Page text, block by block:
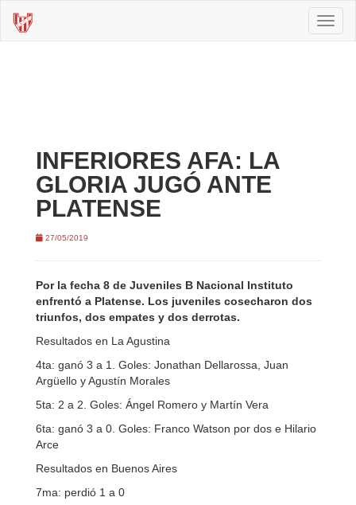
INFERIORES AFA: LA
GLORIA JUGÓ ANTE
PLATENSE
27/05/2019
Por la fecha 8 de Juveniles B Nacional Instituto
enfrentó a Platense. Los juveniles cosecharon dos
triunfos, dos empates y dos derrotas.
Resultados en La Agustina
4ta: ganó 3 a 1. Goles: Jonathan Dellarossa, Juan
Argüello y Agustín Morales
5ta: 2 a 2. Goles: Ángel Romero y Martín Vera
6ta: ganó 3 a 0. Goles: Franco Watson por dos e Hilario
Arce
Resultados en Buenos Aires
7ma: perdió 1 a 0